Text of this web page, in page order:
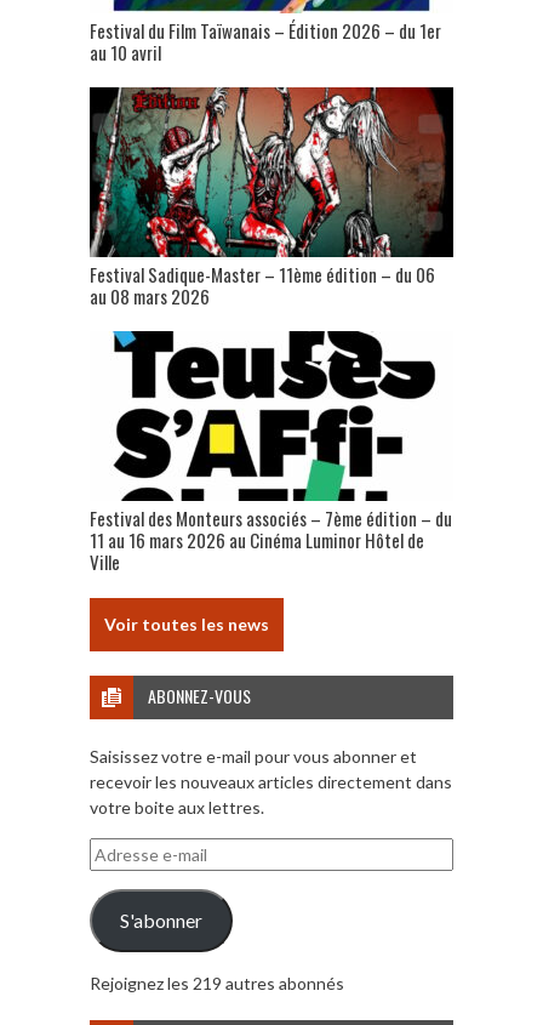
Festival du Film Taïwanais – Édition 2026 – du 1er
au 10 avril
Festival Sadique-Master – 11ème édition – du 06
au 08 mars 2026
Festival des Monteurs associés – 7ème édition – du
11 au 16 mars 2026 au Cinéma Luminor Hôtel de
Ville
Voir toutes les news
ABONNEZ-VOUS
Saisissez votre e-mail pour vous abonner et
recevoir les nouveaux articles directement dans
votre boite aux lettres.
Adresse
e-
mail
S'abonner
Rejoignez les 219 autres abonnés